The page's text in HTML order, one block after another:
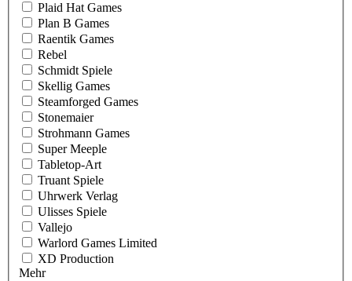
Plaid Hat Games
Plan B Games
Raentik Games
Rebel
Schmidt Spiele
Skellig Games
Steamforged Games
Stonemaier
Strohmann Games
Super Meeple
Tabletop-Art
Truant Spiele
Uhrwerk Verlag
Ulisses Spiele
Vallejo
Warlord Games Limited
XD Production
Mehr